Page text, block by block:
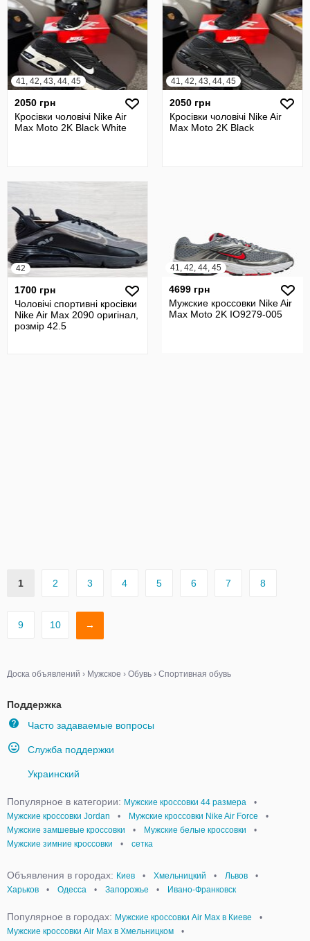
41, 42, 43, 44, 45
2050 грн
Кросівки чоловічі Nike Air
Max Moto 2K Black White
41, 42, 43, 44, 45
2050 грн
Кросівки чоловічі Nike Air
Max Moto 2K Black
42
1700 грн
Чоловічі спортивні кросівки
Nike Air Max 2090 оригінал,
розмір 42.5
41, 42, 44, 45
4699 грн
Мужские кроссовки Nike Air
Max Moto 2K IO9279-005
1 2 3 4 5 6 7 8
9 10 →
Доска объявлений › Мужское › Обувь › Спортивная обувь
Поддержка
Часто задаваемые вопросы
Служба поддержки
Украинский
Популярное в категории: Мужские кроссовки 44 размера
•
Мужские кроссовки Jordan
• Мужские кроссовки Nike Air Force
•
Мужские замшевые кроссовки
• Мужские белые кроссовки
•
Мужские зимние кроссовки
• сетка
Объявления в городах: Киев • Хмельницкий • Львов
•
Харьков
• Одесса • Запорожье • Ивано-Франковск
Популярное в городах: Мужские кроссовки Air Max в Киеве
•
Мужские кроссовки Air Max в Хмельницком
•